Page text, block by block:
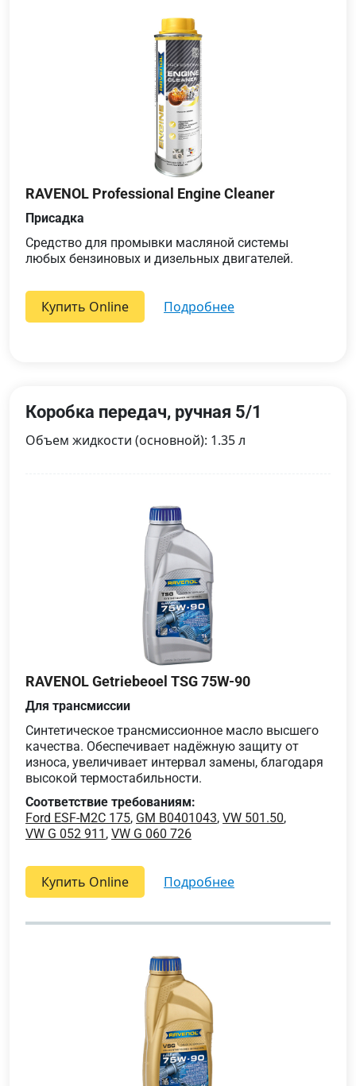
RAVENOL Professional Engine Cleaner
Присадка
Средство для промывки масляной системы
любых бензиновых и дизельных двигателей.
Купить Online подробнее
Коробка передач, ручная 5/1
Объем жидкости (основной): 1.35 л
RAVENOL Getriebeoel TSG 75W-90
Для трансмиссии
Синтетическое трансмиссионное масло высшего
качества. Обеспечивает надёжную защиту от
износа, увеличивает интервал замены, благодаря
высокой термостабильности.
Соответствие требованиям:
Ford ESF-M2C 175, GM B0401043, VW 501.50,
VW G 052 911 , VW G 060 726
Купить Online подробнее